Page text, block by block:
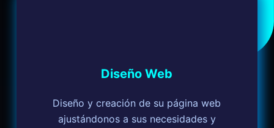
Diseño Web
Diseño y creación de su página web
ajustándonos a sus necesidades y